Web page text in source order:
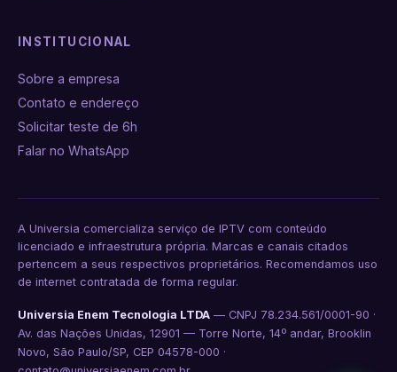
INSTITUCIONAL
Sobre a empresa
Contato e endereço
Solicitar teste de 6h
Falar no WhatsApp
A Universia comercializa serviço de IPTV com conteúdo
licenciado e infraestrutura própria. Marcas e canais citados
pertencem a seus respectivos proprietários. Recomendamos uso
de internet contratada de forma regular.
Universia Enem Tecnologia LTDA — CNPJ 78.234.561/0001-90 ·
Av. das Nações Unidas, 12901 — Torre Norte, 14º andar, Brooklin
Novo, São Paulo/SP, CEP 04578-000 ·